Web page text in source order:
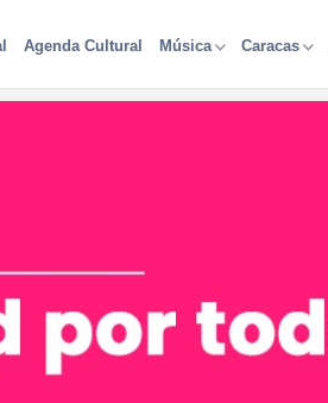
Agenda Cultural Música Caracas